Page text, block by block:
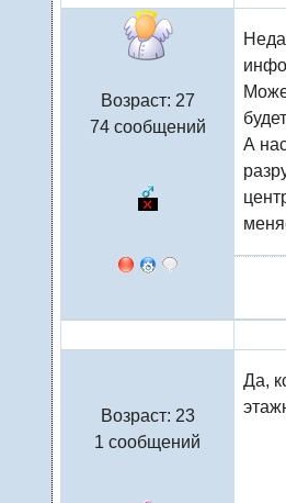
Возраст: 27
74 сообщений
А
Возраст: 23
1 сообщений
Да,